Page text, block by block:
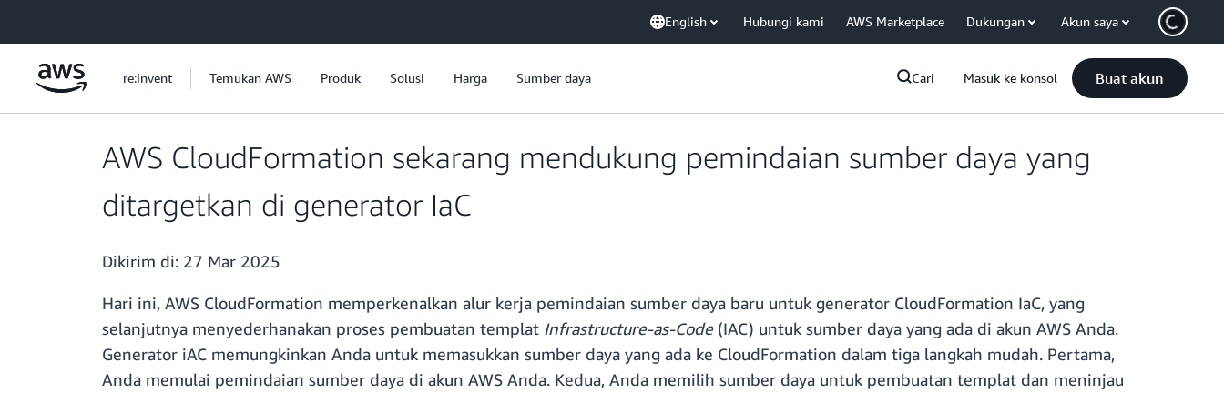
English Hubungi kami AWS Marketplace Dukungan Akun saya
re:Invent Temukan AWS Produk Solusi Harga Sumber daya Cari Masuk ke konsol Buat akun
AWS CloudFormation sekarang mendukung pemindaian sumber daya yang
ditargetkan di generator IaC
Dikirim di: 27 Mar 2025
Hari ini, AWS CloudFormation memperkenalkan alur kerja pemindaian sumber daya baru untuk generator CloudFormation IaC, yang
selanjutnya menyederhanakan proses pembuatan templat Infrastructure-as-Code(IAC) untuk sumber daya yang ada di akun AWS Anda.
Generator iAC memungkinkan Anda untuk memasukkan sumber daya yang ada ke CloudFormation dalam tiga langkah mudah. Pertama,
Anda memulai pemindaian sumber daya di akun AWS Anda. Kedua, Anda memilih sumber daya untuk pembuatan templat dan meninjau